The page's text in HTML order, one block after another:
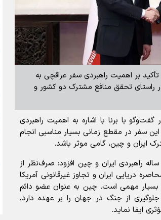
تأکید بر اهمیت راهبردی سفر عراقچی به
راستای تحقق منافع مشترک دو کشور و
با برنا با اشاره به اهمیت راهبردی
سفر در مقطع زمانی بسیار مناسبی انجام
ایران و چین، گامی موثر باشد.
وی با اشاره به روابط دوجانبه و برنامه ۲۵ ساله راهبردی ایران و چین افزود: صرف‌نظر از
دریایی ایران و تجاوز غیرقانونی آمریکا
مهمی است. چین به عنوان عضو دائم
از جنگ در جهان را بر عهده دارد،
ایفا نماید.